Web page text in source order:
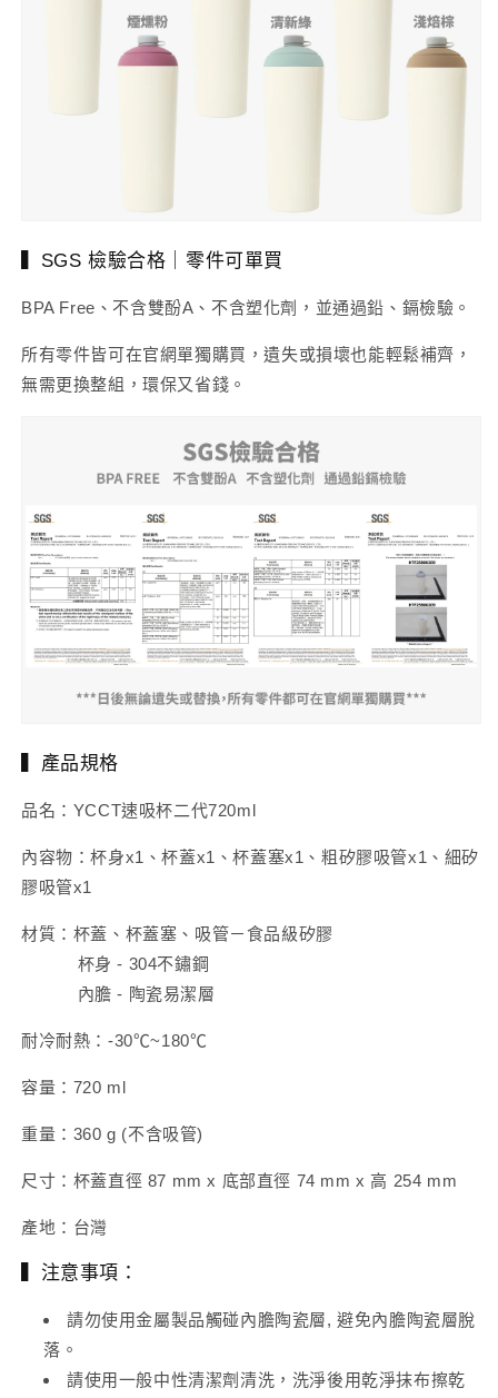
▍SGS 檢驗合格｜零件可單買
BPA Free、不含雙酚A、不含塑化劑，並通過鉛、鎘檢驗。
所有零件皆可在官網單獨購買，遺失或損壞也能輕鬆補齊，
無需更換整組，環保又省錢。
▍產品規格
品名：YCCT速吸杯二代720ml
內容物：杯身x1、杯蓋x1、杯蓋塞x1、粗矽膠吸管x1、細矽
膠吸管x1
材質：杯蓋、杯蓋塞、吸管－食品級矽膠
杯身 - 304不鏽鋼
內膽 - 陶瓷易潔層
耐冷耐熱：-30℃~180℃
容量：720 ml
重量：360 g (不含吸管)
尺寸：杯蓋直徑 87 mm x 底部直徑 74 mm x 高 254 mm
產地：台灣
▍注意事項：
請勿使用金屬製品觸碰內膽陶瓷層, 避免內膽陶瓷層脫
落 。
請使用一般中性清潔劑清洗，洗淨後用乾淨抹布擦乾